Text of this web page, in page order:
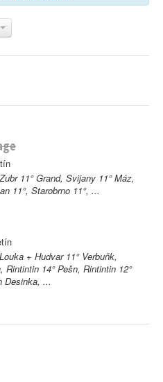
11° Grand, Svijany 11° Máz,
11°, Starobrno 11°, ...
+ Hudvar 11° Verbuňk,
Rintintin 14° Pešn, Rintintin 12°
Desinka, ...